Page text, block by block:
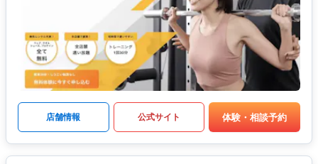
店舗情報 公式サイト 体験・相談予約